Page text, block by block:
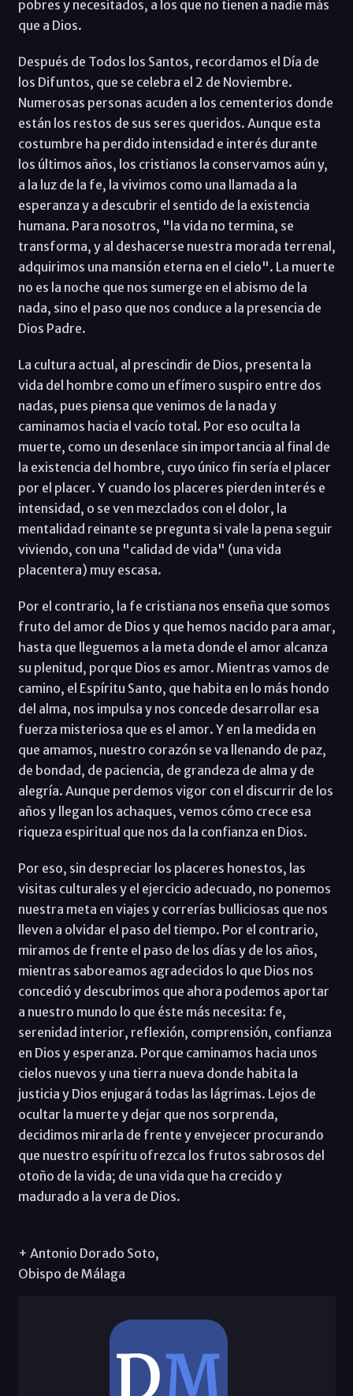
pobres y necesitados, a los que no tienen a nadie más
que a Dios.
Después de Todos los Santos, recordamos el Día de
los Difuntos, que se celebra el 2 de Noviembre.
Numerosas personas acuden a los cementerios donde
están los restos de sus seres queridos. Aunque esta
costumbre ha perdido intensidad e interés durante
los últimos años, los cristianos la conservamos aún y,
a la luz de la fe, la vivimos como una llamada a la
esperanza y a descubrir el sentido de la existencia
humana. Para nosotros, "la vida no termina, se
transforma, y al deshacerse nuestra morada terrenal,
adquirimos una mansión eterna en el cielo". La muerte
no es la noche que nos sumerge en el abismo de la
nada, sino el paso que nos conduce a la presencia de
Dios Padre.
La cultura actual, al prescindir de Dios, presenta la
vida del hombre como un efímero suspiro entre dos
nadas, pues piensa que venimos de la nada y
caminamos hacia el vacío total. Por eso oculta la
muerte, como un desenlace sin importancia al final de
la existencia del hombre, cuyo único fin sería el placer
por el placer. Y cuando los placeres pierden interés e
intensidad, o se ven mezclados con el dolor, la
mentalidad reinante se pregunta si vale la pena seguir
viviendo, con una "calidad de vida" (una vida
placentera) muy escasa.
Por el contrario, la fe cristiana nos enseña que somos
fruto del amor de Dios y que hemos nacido para amar,
hasta que lleguemos a la meta donde el amor alcanza
su plenitud, porque Dios es amor. Mientras vamos de
camino, el Espíritu Santo, que habita en lo más hondo
del alma, nos impulsa y nos concede desarrollar esa
fuerza misteriosa que es el amor. Y en la medida en
que amamos, nuestro corazón se va llenando de paz,
de bondad, de paciencia, de grandeza de alma y de
alegría. Aunque perdemos vigor con el discurrir de los
años y llegan los achaques, vemos cómo crece esa
riqueza espiritual que nos da la confianza en Dios.
Por eso, sin despreciar los placeres honestos, las
visitas culturales y el ejercicio adecuado, no ponemos
nuestra meta en viajes y correrías bulliciosas que nos
lleven a olvidar el paso del tiempo. Por el contrario,
miramos de frente el paso de los días y de los años,
mientras saboreamos agradecidos lo que Dios nos
concedió y descubrimos que ahora podemos aportar
a nuestro mundo lo que éste más necesita: fe,
serenidad interior, reflexión, comprensión, confianza
en Dios y esperanza. Porque caminamos hacia unos
cielos nuevos y una tierra nueva donde habita la
justicia y Dios enjugará todas las lágrimas. Lejos de
ocultar la muerte y dejar que nos sorprenda,
decidimos mirarla de frente y envejecer procurando
que nuestro espíritu ofrezca los frutos sabrosos del
otoño de la vida; de una vida que ha crecido y
madurado a la vera de Dios.
+ Antonio Dorado Soto,
Obispo de Málaga